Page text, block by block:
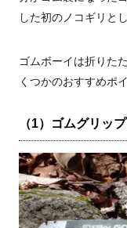
した初のノコギリと
ゴムボーイは折りた
くつかのおすすめポ
（1）ゴムグリッ